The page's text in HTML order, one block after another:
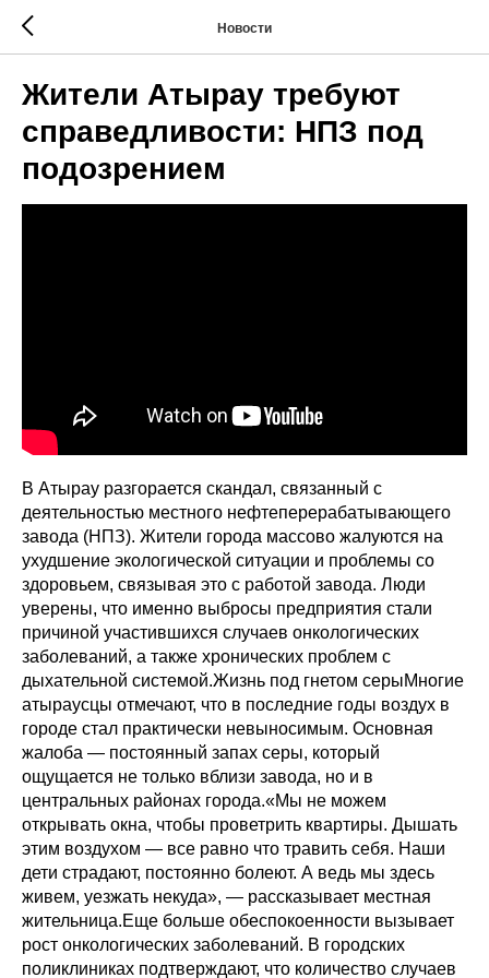
Новости
Жители Атырау требуют
справедливости: НПЗ под
подозрением
В Атырау разгорается скандал, связанный с
деятельностью местного нефтеперерабатывающего
завода (НПЗ). Жители города массово жалуются на
ухудшение экологической ситуации и проблемы со
здоровьем, связывая это с работой завода. Люди
уверены, что именно выбросы предприятия стали
причиной участившихся случаев онкологических
заболеваний, а также хронических проблем с
дыхательной системой.Жизнь под гнетом серыМногие
атыраусцы отмечают, что в последние годы воздух в
городе стал практически невыносимым. Основная
жалоба — постоянный запах серы, который
ощущается не только вблизи завода, но и в
центральных районах города.«Мы не можем
открывать окна, чтобы проветрить квартиры. Дышать
этим воздухом — все равно что травить себя. Наши
дети страдают, постоянно болеют. А ведь мы здесь
живем, уезжать некуда», — рассказывает местная
жительница.Еще больше обеспокоенности вызывает
рост онкологических заболеваний. В городских
поликлиниках подтверждают, что количество случаев